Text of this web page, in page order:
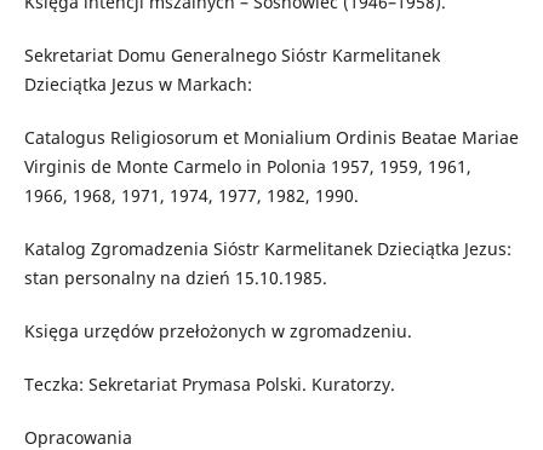
Sekretariat Domu Generalnego Sióstr Karmelitanek
Dzieciątka Jezus w Markach:
Catalogus Religiosorum et Monialium Ordinis Beatae Mariae
Virginis de Monte Carmelo in Polonia 1957, 1959, 1961,
1966, 1968, 1971, 1974, 1977, 1982, 1990.
Katalog Zgromadzenia Sióstr Karmelitanek Dzieciątka Jezus:
stan personalny na dzień 15.10.1985.
Księga urzędów przełożonych w zgromadzeniu.
Teczka: Sekretariat Prymasa Polski. Kuratorzy.
Opracowania